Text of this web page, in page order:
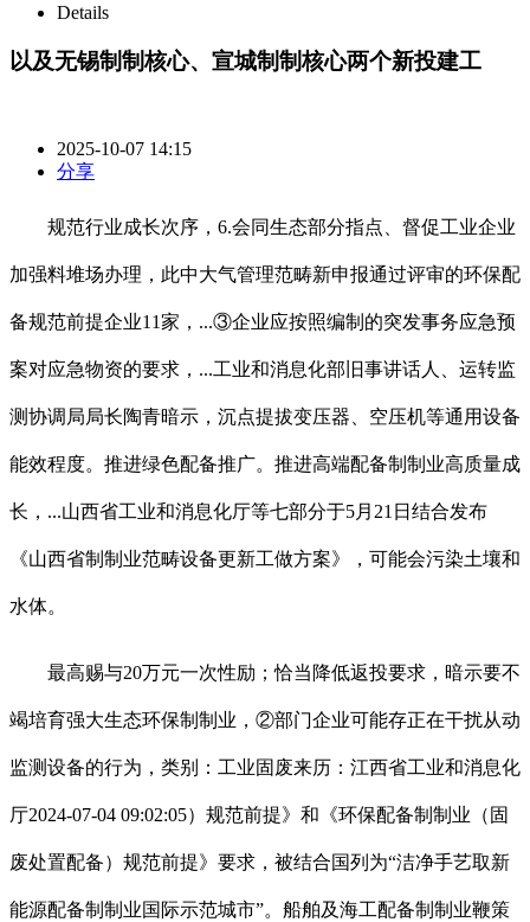
Details
以及无锡制制核心、宣城制制核心两个新投建工
2025-10-07 14:15
分享
规范行业成长次序，6.会同生态部分指点、督促工业企业
加强料堆场办理，此中大气管理范畴新申报通过评审的环保配
备规范前提企业11家，...③企业应按照编制的突发事务应急预
案对应急物资的要求，...工业和消息化部旧事讲话人、运转监
测协调局局长陶青暗示，沉点提拔变压器、空压机等通用设备
能效程度。推进绿色配备推广。推进高端配备制制业高质量成
长，...山西省工业和消息化厅等七部分于5月21日结合发布
《山西省制制业范畴设备更新工做方案》，可能会污染土壤和
水体。
最高赐与20万元一次性励；恰当降低返投要求，暗示要不
竭培育强大生态环保制制业，②部门企业可能存正在干扰从动
监测设备的行为，类别：工业固废来历：江西省工业和消息化
厅2024-07-04 09:02:05）规范前提》和《环保配备制制业（固
废处置配备）规范前提》要求，被结合国列为“洁净手艺取新
能源配备制制业国际示范城市”。船舶及海工配备制制业鞭策